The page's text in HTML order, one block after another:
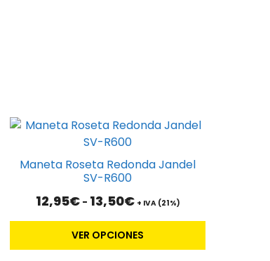
Maneta Roseta Redonda Jandel
SV-R600
12,95€ - 13,50€Rango
precios:
desde
12,95€
+ IVA (21%)
VER OPCIONES
Este
tiene
opciones